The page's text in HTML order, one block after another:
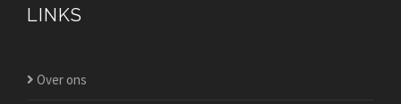
LINKS
Over ons